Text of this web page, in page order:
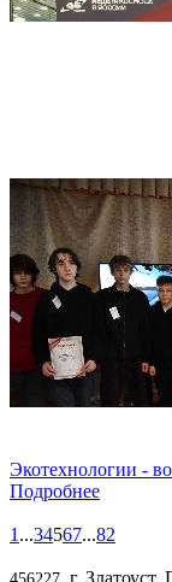
Экотехнологии -
Подробнее
1 ...34567...82
, г.